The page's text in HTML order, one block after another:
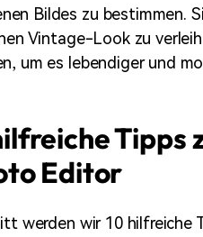
Bildes zu bestimmen.
Vintage-Look zu
um es lebendiger und
Tipps
Editor
werden wir 10